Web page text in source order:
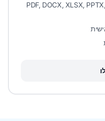
PDF, DOCX, XLSX,